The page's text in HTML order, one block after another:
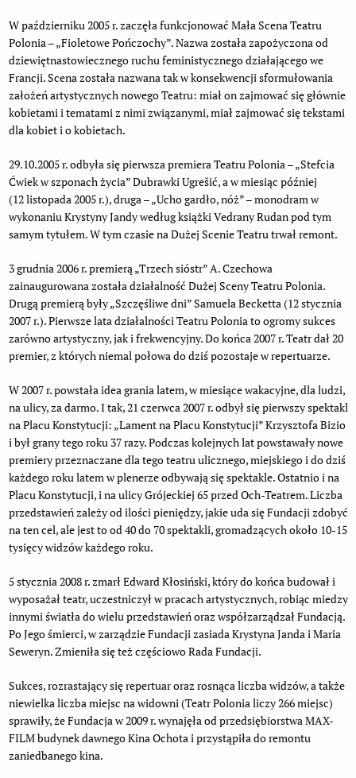
W październiku 2005 r. zaczęła funkcjonować Mała Scena Teatru
Polonia – „Fioletowe Pończochy”. Nazwa została zapożyczona od
dziewiętnastowiecznego ruchu feministycznego działającego we
Francji. Scena została nazwana tak w konsekwencji sformułowania
założeń artystycznych nowego Teatru: miał on zajmować się głównie
kobietami i tematami z nimi związanymi, miał zajmować się tekstami
dla kobiet i o kobietach.
29.10.2005 r. odbyła się pierwsza premiera Teatru Polonia – „Stefcia
Ćwiek w szponach życia” Dubrawki Ugrešić, a w miesiąc później
(12 listopada 2005 r.), druga – „Ucho gardło, nóż” – monodram w
wykonaniu Krystyny Jandy według książki Vedrany Rudan pod tym
samym tytułem. W tym czasie na Dużej Scenie Teatru trwał remont.
3 grudnia 2006 r. premierą „Trzech sióstr” A. Czechowa
zainaugurowana została działalność Dużej Sceny Teatru Polonia.
Drugą premierą były „Szczęśliwe dni” Samuela Becketta (12 stycznia
2007 r.). Pierwsze lata działalności Teatru Polonia to ogromy sukces
zarówno artystyczny, jak i frekwencyjny. Do końca 2007 r. Teatr dał 20
premier, z których niemal połowa do dziś pozostaje w repertuarze.
W 2007 r. powstała idea grania latem, w miesiące wakacyjne, dla ludzi,
na ulicy, za darmo. I tak, 21 czerwca 2007 r. odbył się pierwszy spektakl
na Placu Konstytucji: „Lament na Placu Konstytucji” Krzysztofa Bizio
i był grany tego roku 37 razy. Podczas kolejnych lat powstawały nowe
premiery przeznaczane dla tego teatru ulicznego, miejskiego i do dziś
każdego roku latem w plenerze odbywają się spektakle. Ostatnio i na
Placu Konstytucji, i na ulicy Grójeckiej 65 przed Och-Teatrem. Liczba
przedstawień zależy od ilości pieniędzy, jakie uda się Fundacji zdobyć
na ten cel, ale jest to od 40 do 70 spektakli, gromadzących około 10-15
tysięcy widzów każdego roku.
5 stycznia 2008 r. zmarł Edward Kłosiński, który do końca budował i
wyposażał teatr, uczestniczył w pracach artystycznych, robiąc miedzy
innymi światła do wielu przedstawień oraz współzarządzał Fundacją.
Po Jego śmierci, w zarządzie Fundacji zasiada Krystyna Janda i Maria
Seweryn. Zmieniła się też częściowo Rada Fundacji.
Sukces, rozrastający się repertuar oraz rosnąca liczba widzów, a także
niewielka liczba miejsc na widowni (Teatr Polonia liczy 266 miejsc)
sprawiły, że Fundacja w 2009 r. wynajęła od przedsiębiorstwa MAX-
FILM budynek dawnego Kina Ochota i przystąpiła do remontu
zaniedbanego kina.